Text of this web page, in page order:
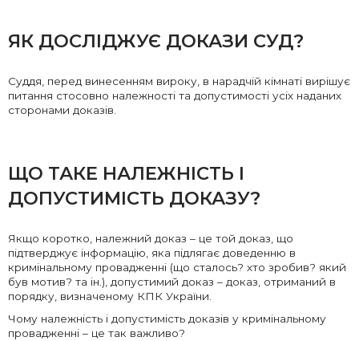
ЯК ДОСЛІДЖУЄ ДОКАЗИ СУД?
Суддя, перед винесенням вироку, в нарадчій кімнаті вирішує
питання стосовно належності та допустимості усіх наданих
сторонами доказів.
ЩО ТАКЕ НАЛЕЖНІСТЬ І
ДОПУСТИМІСТЬ ДОКАЗУ?
Якщо коротко, належний доказ – це той доказ, що
підтверджує інформацію, яка підлягає доведенню в
кримінальному провадженні (що сталось? хто зробив? який
був мотив? та ін.), допустимий доказ – доказ, отриманий в
порядку, визначеному КПК України.
Чому належність і допустимість доказів у кримінальному
провадженні – це так важливо?